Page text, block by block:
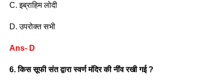
C. इब्राहिम लोदी
D. उपरोक्त सभी
Ans- D
6. किस सूफी संत द्वारा स्वर्ण मंदिर की नींव रखी गई ?